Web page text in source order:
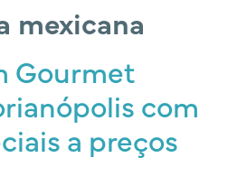
mexicana
Gourmet
com
a preços